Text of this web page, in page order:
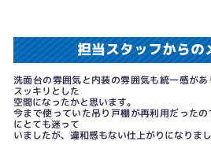
担当スタッフからの
洗面台の雰囲気と内装の雰囲気も統一感があ
スッキリとした
空間になったかと思います。
今まで使っていた吊り戸棚が再利用だったの
にとても迷って
いましたが、違和感もない仕上がりになりまし